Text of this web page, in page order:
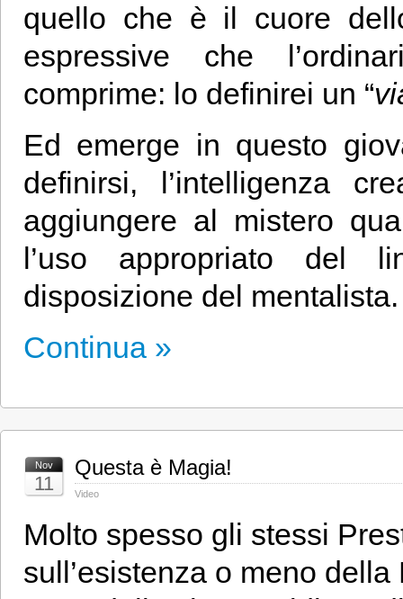
quello che è il cuore
espressive che
comprime: lo definirei un “
Ed emerge in questo
definirsi, l’intelligenza
aggiungere al mistero
l’uso appropriato del
disposizione del mentalista.
Continua »
Nov
11
Questa è Magia!
Video
Molto spesso gli stessi
sull’esistenza o meno